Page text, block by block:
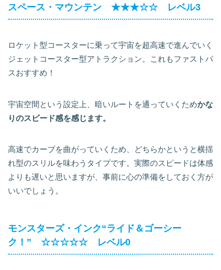
スペース・マウンテン ★★★☆☆ レベル3
ロケット型コースターに乗って宇宙を超高速で進んでいく
ジェットコースター型アトラクション。これもファストパ
スおすすめ！
宇宙空間という設定上、暗いルートを通っていくためかな
りのスピード感を感じます。
高速でカーブを曲がっていくため、どちらかというと横揺
れ型のスリルを味わうタイプです。実際のスピードは体感
よりも遅いと思いますが、事前に心の準備をしておく方が
いいでしょう。
モンスターズ・インク“ライド＆ゴーシー
ク！” ☆☆☆☆☆ レベル0